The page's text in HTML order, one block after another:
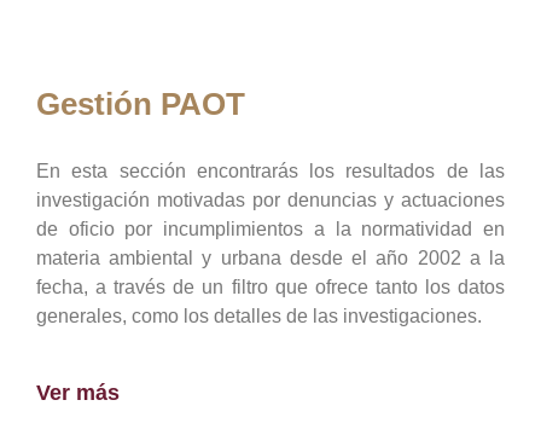
Gestión PAOT
En esta sección encontrarás los resultados de las
investigación motivadas por denuncias y actuaciones
de oficio por incumplimientos a la normatividad en
materia ambiental y urbana desde el año 2002 a la
fecha, a través de un filtro que ofrece tanto los datos
generales, como los detalles de las investigaciones.
Ver más